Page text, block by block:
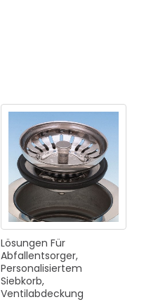
Lösungen Für
Abfallentsorger,
Personalisiertem
Siebkorb,
Ventilabdeckung